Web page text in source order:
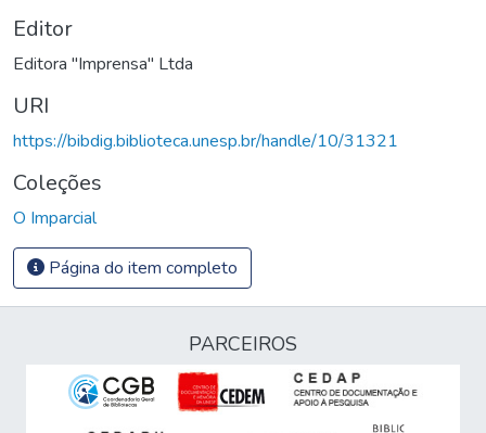
Editor
Editora "Imprensa" Ltda
URI
https://bibdig.biblioteca.unesp.br/handle/10/31321
Coleções
O Imparcial
Página do item completo
PARCEIROS